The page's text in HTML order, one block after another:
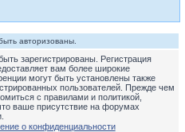
авторизованы.
зарегистрированы. Регистрация
вам более широкие
могут быть установлены также
пользователей. Прежде чем
с правилами и политикой,
ваше присутствие на форумах
о конфиденциальности